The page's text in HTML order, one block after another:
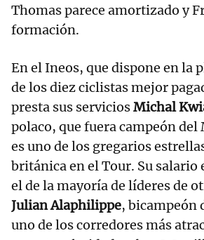
Thomas parece amortizado y
formación.
En el Ineos, que dispone en la
de los diez ciclistas mejor
presta sus serviciosMichal
polaco, que fuera campeón del
es uno de los gregarios
británica en el Tour. Su salario
el de la mayoría de líderes de
Julian Alaphilippe, bicampeón
uno de los corredores más